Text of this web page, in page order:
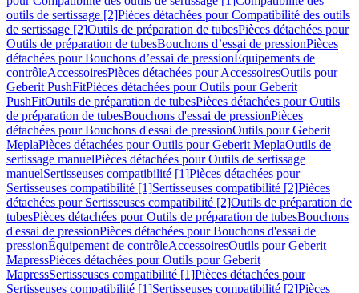
outils de sertissage [2]Pièces détachées pour Compatibilité des outils
de sertissage [2]Outils de préparation de tubesPièces détachées pour
Outils de préparation de tubesBouchons d’essai de pressionPièces
détachées pour Bouchons d’essai de pressionÉquipements de
contrôleAccessoiresPièces détachées pour AccessoiresOutils pour
Geberit PushFitPièces détachées pour Outils pour Geberit
PushFitOutils de préparation de tubesPièces détachées pour Outils
de préparation de tubesBouchons d'essai de pressionPièces
détachées pour Bouchons d'essai de pressionOutils pour Geberit
MeplaPièces détachées pour Outils pour Geberit MeplaOutils de
sertissage manuelPièces détachées pour Outils de sertissage
manuelSertisseuses compatibilité [1]Pièces détachées pour
Sertisseuses compatibilité [1]Sertisseuses compatibilité [2]Pièces
détachées pour Sertisseuses compatibilité [2]Outils de préparation de
tubesPièces détachées pour Outils de préparation de tubesBouchons
d'essai de pressionPièces détachées pour Bouchons d'essai de
pressionÉquipement de contrôleAccessoiresOutils pour Geberit
MapressPièces détachées pour Outils pour Geberit
MapressSertisseuses compatibilité [1]Pièces détachées pour
Sertisseuses compatibilité [1]Sertisseuses compatibilité [2]Pièces